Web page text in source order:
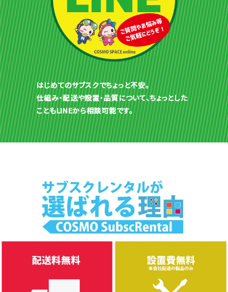
はじめてのサブスクでちょっと不安。
仕組み・配送や設置・品質について、ちょっとした
こともLINEから相談可能です。